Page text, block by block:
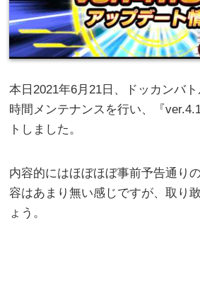
本日2021年6月21日、ドッカンバ
時間メンテナンスを行い、『
トしました。
内容的にはほぼほぼ事前予告通り
容はあまり無い感じですが、取り
ょう。